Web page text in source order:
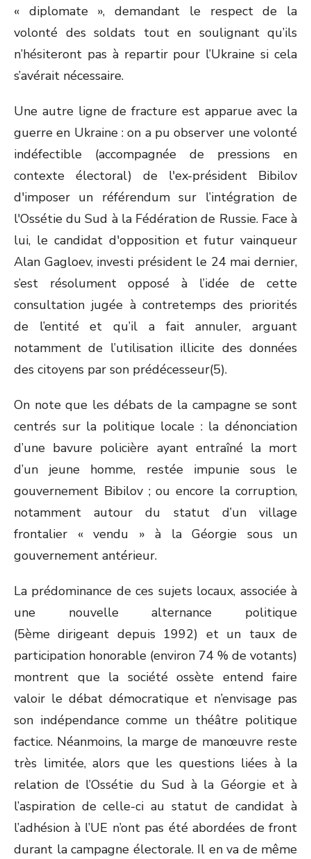
« diplomate », demandant le respect de la
volonté des soldats tout en soulignant qu’ils
n’hésiteront pas à repartir pour l’Ukraine si cela
s’avérait nécessaire.
Une autre ligne de fracture est apparue avec la
guerre en Ukraine : on a pu observer une volonté
indéfectible (accompagnée de pressions en
contexte électoral) de l'ex-président Bibilov
d'imposer un référendum sur l’intégration de
l'Ossétie du Sud à la Fédération de Russie. Face à
lui, le candidat d'opposition et futur vainqueur
Alan Gagloev, investi président le 24 mai dernier,
s’est résolument opposé à l’idée de cette
consultation jugée à contretemps des priorités
de l’entité et qu’il a fait annuler, arguant
notamment de l’utilisation illicite des données
des citoyens par son prédécesseur(5).
On note que les débats de la campagne se sont
centrés sur la politique locale : la dénonciation
d’une bavure policière ayant entraîné la mort
d’un jeune homme, restée impunie sous le
gouvernement Bibilov ; ou encore la corruption,
notamment autour du statut d’un village
frontalier « vendu » à la Géorgie sous un
gouvernement antérieur.
La prédominance de ces sujets locaux, associée à
une nouvelle alternance politique
(5ème dirigeant depuis 1992) et un taux de
participation honorable (environ 74 % de votants)
montrent que la société ossète entend faire
valoir le débat démocratique et n’envisage pas
son indépendance comme un théâtre politique
factice. Néanmoins, la marge de manœuvre reste
très limitée, alors que les questions liées à la
relation de l’Ossétie du Sud à la Géorgie et à
l’aspiration de celle-ci au statut de candidat à
l’adhésion à l’UE n’ont pas été abordées de front
durant la campagne électorale. Il en va de même